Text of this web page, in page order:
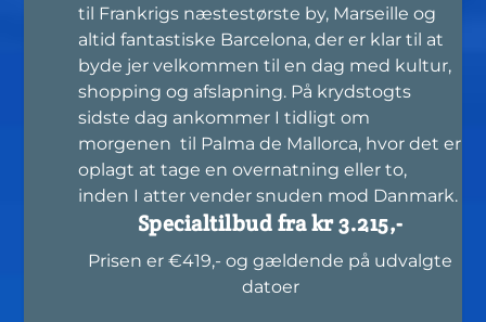
til Frankrigs næstestørste by, Marseille og
altid fantastiske Barcelona, der er klar til at
byde jer velkommen til en dag med kultur,
shopping og afslapning. På krydstogts
sidste dag ankommer I tidligt om
morgenen til Palma de Mallorca, hvor det er
oplagt at tage en overnatning eller to,
inden I atter vender snuden mod Danmark.
Specialtilbud fra kr 3.215,-
Prisen er €419,- og gældende på udvalgte
datoer